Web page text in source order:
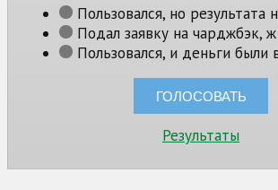
Пользовался, но результата
Подал заявку на чарджбэк,
Пользовался, и деньги были
Результаты